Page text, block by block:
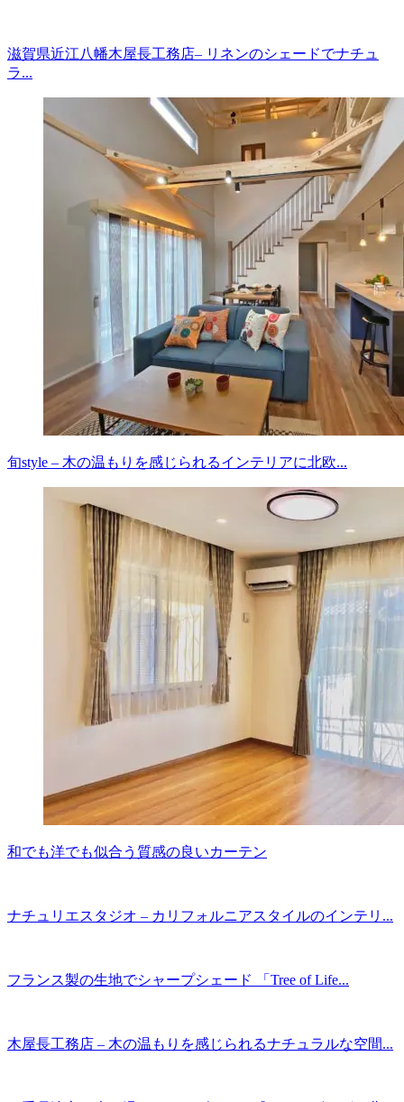
滋賀県近江八幡木屋長工務店– リネンのシェードでナチュ
ラ...
旬style – 木の温もりを感じられるインテリアに北欧...
和でも洋でも似合う質感の良いカーテン
ナチュリエスタジオ – カリフォルニアスタイルのインテリ...
フランス製の生地でシャープシェード 「Tree of Life...
木屋長工務店 – 木の温もりを感じられるナチュラルな空間...